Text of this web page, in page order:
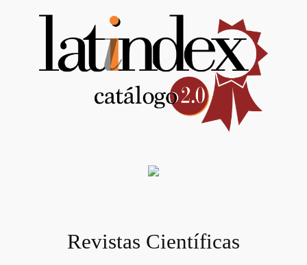
Revistas Científicas